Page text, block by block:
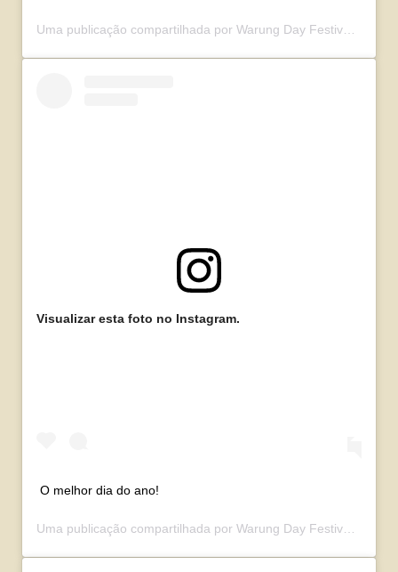
Uma publicação compartilhada por Warung Day Festival
Visualizar esta foto no Instagram.
O melhor dia do ano!
Uma publicação compartilhada por Warung Day Festival